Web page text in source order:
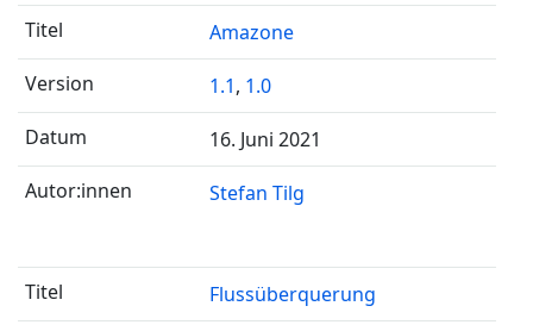
Amazone
1.1, 1.0
16. Juni 2021
Stefan Tilg
Flussüberquerung